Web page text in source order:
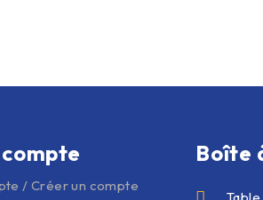
/ Créer un compte
Boîte